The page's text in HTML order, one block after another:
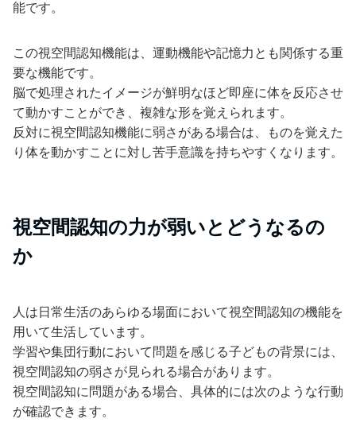
能です。
この視空間認知機能は、運動機能や記憶力とも関係する重
要な機能です。
脳で処理されたイメージが鮮明なほど即座に体を反応させ
て動かすことができ、複雑な形を覚えられます。
反対に視空間認知機能に弱さがある場合は、ものを覚えた
り体を動かすことに対し苦手意識を持ちやすくなります。
視空間認知の力が弱いとどうなるの
か
人は日常生活のあらゆる場面において視空間認知の機能を
用いて生活しています。
学習や集団行動において問題を感じる子どもの背景には、
視空間認知の弱さが見られる場合があります。
視空間認知に問題がある場合、具体的には次のような行動
が確認できます。